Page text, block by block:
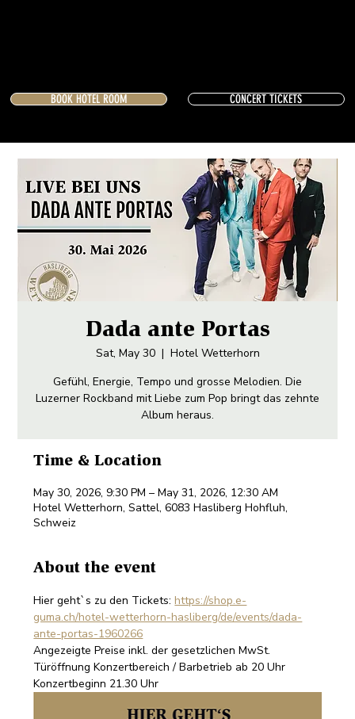
CONCERT TICKETS
BOOK HOTEL ROOM
Dada ante Portas
Sat, May 30
  |
Hotel Wetterhorn
Gefühl, Energie, Tempo und grosse Melodien. Die
Luzerner Rockband mit Liebe zum Pop bringt das zehnte
Album heraus.
Time & Location
May 30, 2026, 9:30 PM – May 31, 2026, 12:30 AM
Hotel Wetterhorn, Sattel, 6083 Hasliberg Hohfluh,
Schweiz
About the event
Hier geht`s zu den Tickets: https://shop.e-
guma.ch/hotel-wetterhorn-hasliberg/de/events/dada-
ante-portas-1960266
Angezeigte Preise inkl. der gesetzlichen MwSt.
Türöffnung Konzertbereich / Barbetrieb ab 20 Uhr
Konzertbeginn 21.30 Uhr